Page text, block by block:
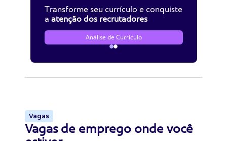
Transforme seu currículo e conquiste
a atenção dos recrutadores
Análise de Currículo
Vagas
Vagas de emprego onde você